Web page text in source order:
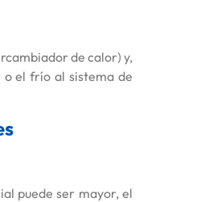
de calor) y,
o el frío al sistema de
puede ser mayor, el